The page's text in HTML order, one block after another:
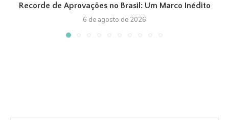
Recorde de Aprovações no Brasil: Um Marco Inédito
6 de agosto de 2026